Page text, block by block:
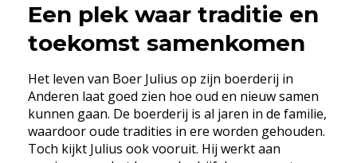
Een plek waar traditie en
toekomst samenkomen
Het leven van Boer Julius op zijn boerderij in
Anderen laat goed zien hoe oud en nieuw samen
kunnen gaan. De boerderij is al jaren in de familie,
waardoor oude tradities in ere worden gehouden.
Toch kijkt Julius ook vooruit. Hij werkt aan